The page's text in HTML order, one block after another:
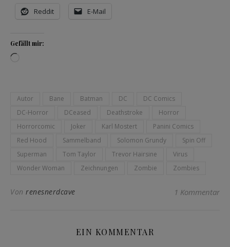
Reddit E-Mail
Gefällt mir:
Autor Bane Batman DC
DC Comics
DC-Horror
DCeased Deathstroke
Horror
Horrorcomic
Joker Karl Mostert
Panini Comics
Red Hood
Sammelband Solomon Grundy
Spin Off
Superman
Tom Taylor Trevor Hairsine
Virus
Wonder Woman
Zeichnungen Zombie Zombies
Von renesnerdcave 1 Kommentar
EIN KOMMENTAR